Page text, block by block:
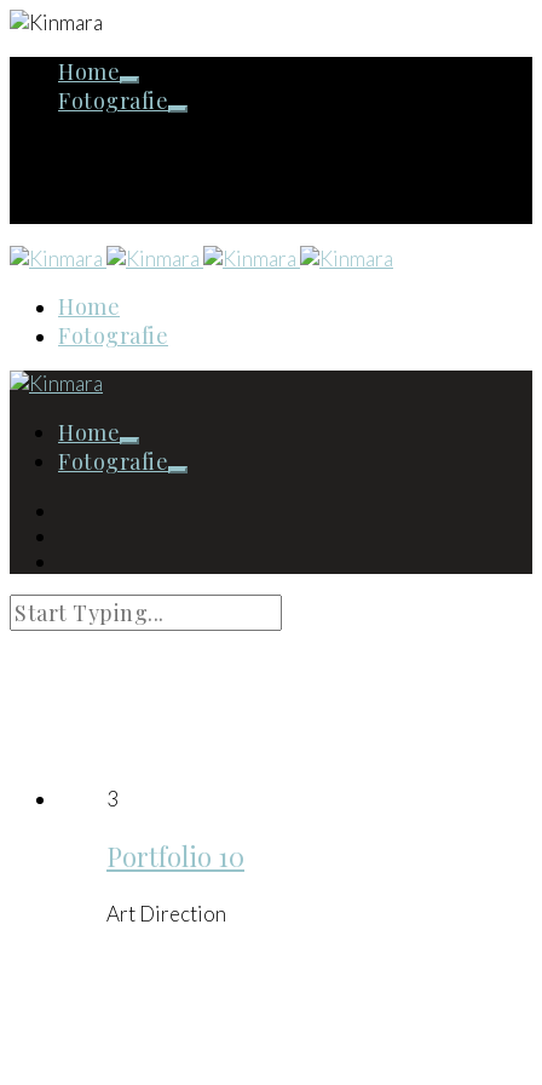
Home
Fotografie
Home
Fotografie
Home
Fotografie
3
Portfolio 10
Art Direction